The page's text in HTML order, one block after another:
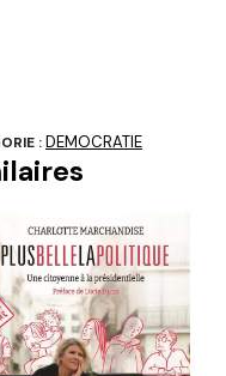
:DEMOCRATIE